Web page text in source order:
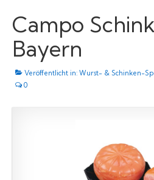
Brotzeit & Genuss
Spirituosen
Trachtenmode
Campo
Bayern
Veröffentlicht in: Wurst- & Schinken-
0